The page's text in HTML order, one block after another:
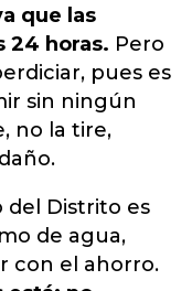
que las
24 horas. Pero
pues es
sin ningún
no la tire,
del Distrito es
de agua,
con el ahorro.